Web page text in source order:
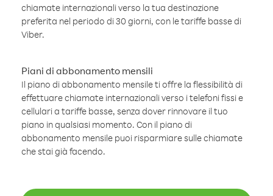
chiamate internazionali verso la tua destinazione
preferita nel periodo di 30 giorni, con le tariffe basse di
Viber.
Piani di abbonamento mensili
Il piano di abbonamento mensile ti offre la flessibilità di
effettuare chiamate internazionali verso i telefoni fissi e
cellulari a tariffe basse, senza dover rinnovare il tuo
piano in qualsiasi momento. Con il piano di
abbonamento mensile puoi risparmiare sulle chiamate
che stai già facendo.